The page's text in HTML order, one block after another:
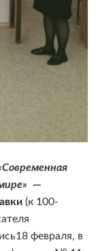
—
(к 100-
февраля, в